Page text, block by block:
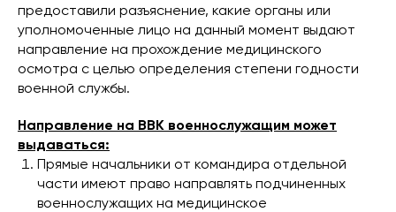
предоставили разъяснение, какие органы или
уполномоченные лицо на данный момент выдают
направление на прохождение медицинского
осмотра с целью определения степени годности
военной службы.
Направление на ВВК военнослужащим может
выдаваться:
Прямые начальники от командира отдельной
части имеют право направлять подчиненных
военнослужащих на медицинское